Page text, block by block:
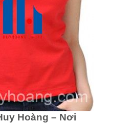
Hoàng – Nơi